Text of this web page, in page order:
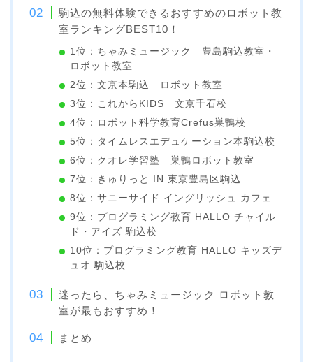
駒込の無料体験できるおすすめのロボット教
室ランキングBEST10！
1位：ちゃみミュージック 豊島駒込教室・
ロボット教室
2位：文京本駒込 ロボット教室
3位：これからKIDS 文京千石校
4位：ロボット科学教育Crefus巣鴨校
5位：タイムレスエデュケーション本駒込校
6位：クオレ学習塾 巣鴨ロボット教室
7位：きゅりっと IN 東京豊島区駒込
8位：サニーサイド イングリッシュ カフェ
9位：プログラミング教育 HALLO チャイル
ド・アイズ 駒込校
10位：プログラミング教育 HALLO キッズデ
ュオ 駒込校
迷ったら、ちゃみミュージック ロボット教
室が最もおすすめ！
まとめ